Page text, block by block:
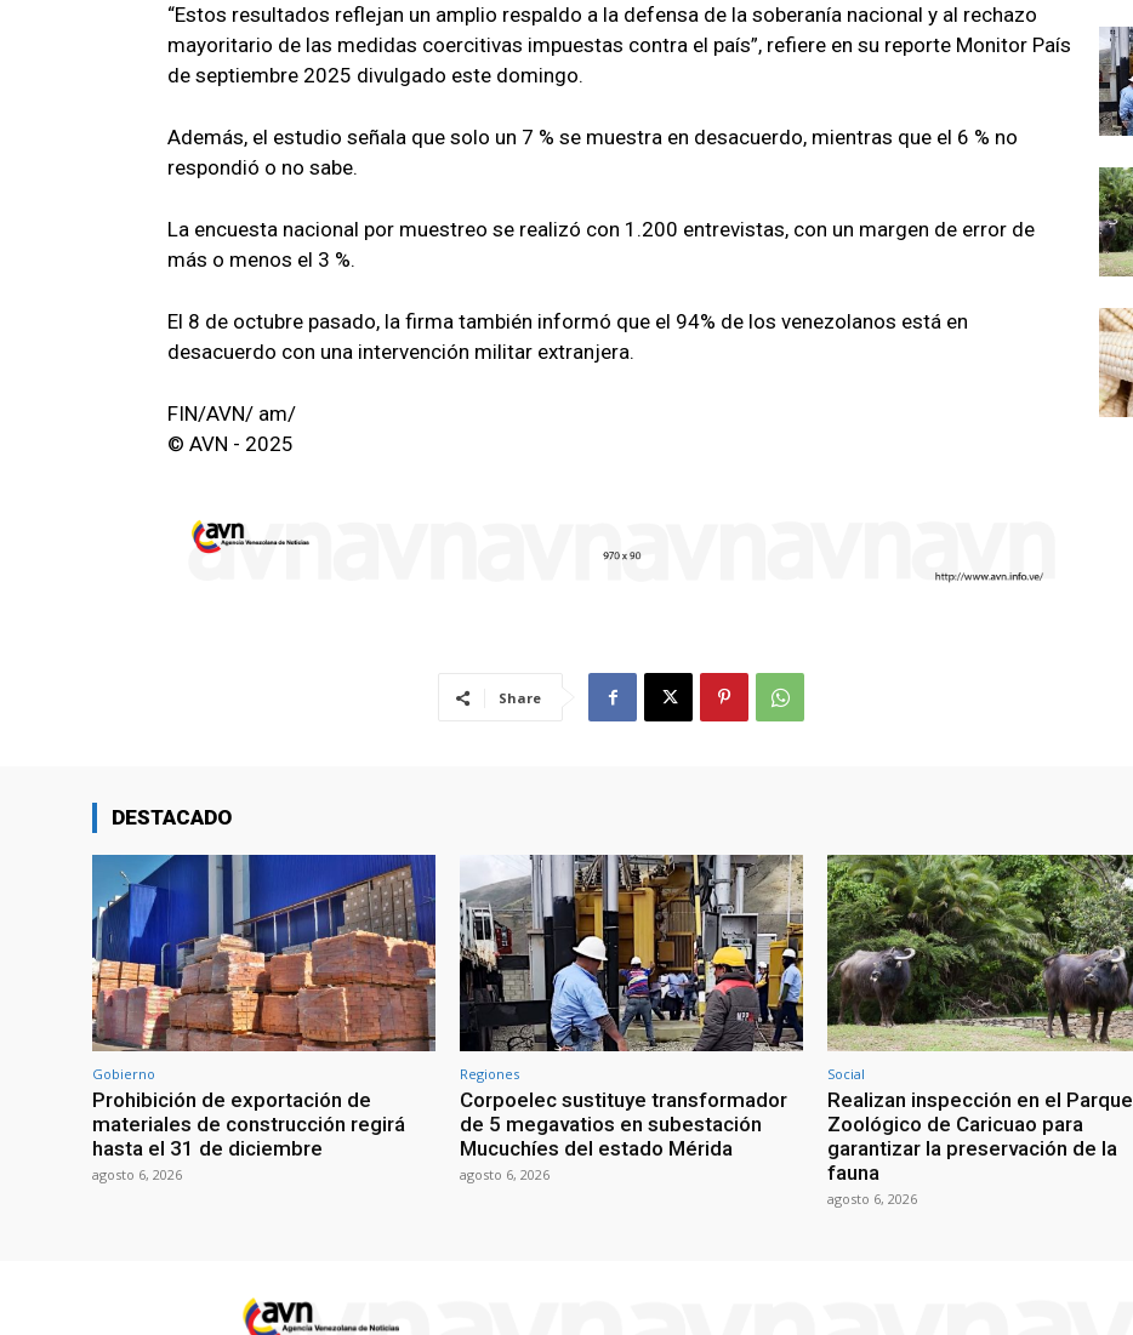
“Estos resultados reflejan un amplio respaldo a la defensa de la soberanía nacional y al rechazo
mayoritario de las medidas coercitivas impuestas contra el país”, refiere en su reporte Monitor País
de septiembre 2025 divulgado este domingo.
Además, el estudio señala que solo un 7 % se muestra en desacuerdo, mientras que el 6 % no
respondió o no sabe.
La encuesta nacional por muestreo se realizó con 1.200 entrevistas, con un margen de error de
más o menos el 3 %.
El 8 de octubre pasado, la firma también informó que el 94% de los venezolanos está en
desacuerdo con una intervención militar extranjera.
FIN/AVN/ am/
© AVN - 2025
Share
DESTACADO
Gobierno
Prohibición de exportación de
materiales de construcción regirá
hasta el 31 de diciembre
agosto 6, 2026
Regiones
Corpoelec sustituye transformador
de 5 megavatios en subestación
Mucuchíes del estado Mérida
agosto 6, 2026
Social
Realizan inspección en el Parque
Zoológico de Caricuao para
garantizar la preservación de la
fauna
agosto 6, 2026